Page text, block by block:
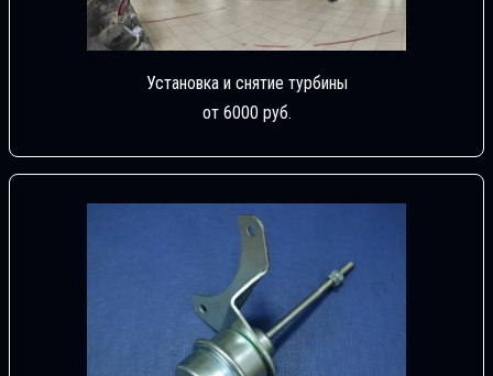
Установка и снятие турбины
от 6000 руб.